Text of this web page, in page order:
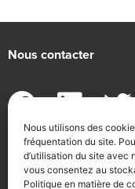
Nous utilisons des
fréquentation du site.
d’utilisation du site avec
vous consentez au
Politique en matière de
Nous contacter
13/15 rue
01 58 62 52 10